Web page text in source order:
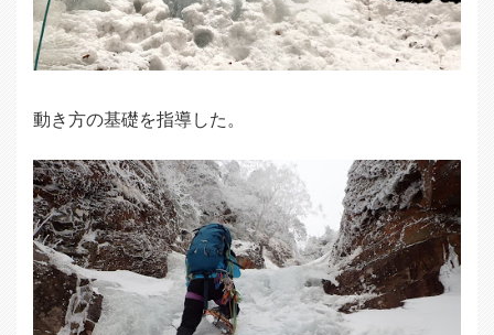
動き方の基礎を指導した。